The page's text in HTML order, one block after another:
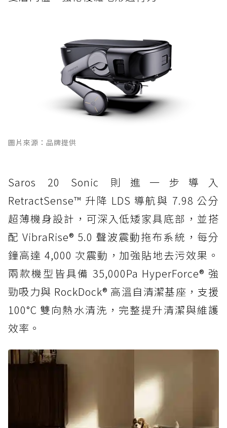
圖片來源：品牌提供
Saros 20 Sonic 則進一步導入
RetractSense™ 升降 LDS 導航與 7.98 公分
超薄機身設計，可深入低矮家具底部，並搭
配 VibraRise® 5.0 聲波震動拖布系統，每分
鐘高達 4,000 次震動，加強貼地去污效果。
兩款機型皆具備 35,000Pa HyperForce® 強
勁吸力與 RockDock® 高溫自清潔基座，支援
100°C 雙向熱水清洗，完整提升清潔與維護
效率。